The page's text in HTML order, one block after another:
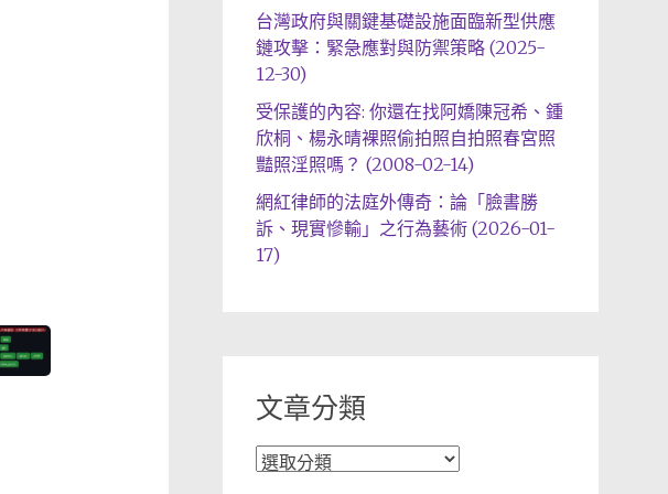
台灣政府與關鍵基礎設施面臨新型供應
鏈攻擊：緊急應對與防禦策略 (2025-
12-30)
受保護的內容: 你還在找阿嬌陳冠希、鍾
欣桐、楊永晴裸照偷拍照自拍照春宮照
豔照淫照嗎？ (2008-02-14)
網紅律師的法庭外傳奇：論「臉書勝
訴、現實慘輸」之行為藝術 (2026-01-
17)
文章分類
文